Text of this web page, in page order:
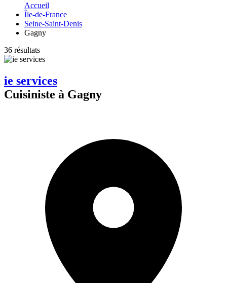
Accueil
Île-de-France
Seine-Saint-Denis
Gagny
36 résultats
ie services
Cuisiniste à Gagny